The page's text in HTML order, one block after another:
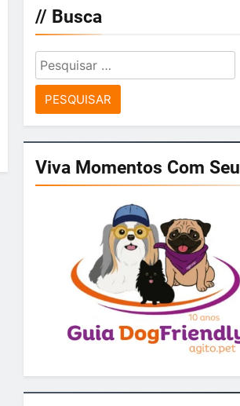
// Busca
Pesquisar
por:
Viva Momentos Com Seu